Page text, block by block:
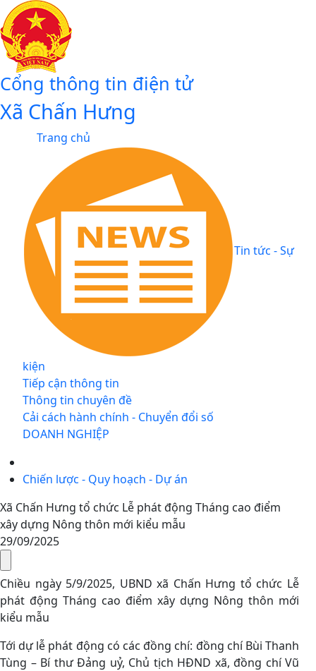
Cổng thông tin điện tử
Xã Chấn Hưng
Trang chủ
Tin tức - Sự
kiện
Tiếp cận thông tin
Thông tin chuyên đề
Cải cách hành chính - Chuyển đổi số
DOANH NGHIỆP
Chiến lược - Quy hoạch - Dự án
Xã Chấn Hưng tổ chức Lễ phát động Tháng cao điểm
xây dựng Nông thôn mới kiểu mẫu
29/09/2025
Chiều ngày 5/9/2025, UBND xã Chấn Hưng tổ chức Lễ
phát động Tháng cao điểm xây dựng Nông thôn mới
kiểu mẫu
Tới dự lễ phát động có các đồng chí: đồng chí Bùi Thanh
Tùng – Bí thư Đảng uỷ, Chủ tịch HĐND xã, đồng chí Vũ